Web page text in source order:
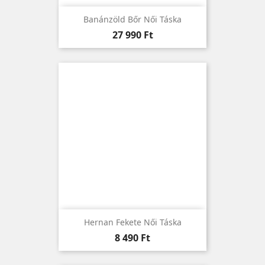
Banánzöld Bőr Női Táska
Ár
27 990 Ft
Hernan Fekete Női Táska
Ár
8 490 Ft